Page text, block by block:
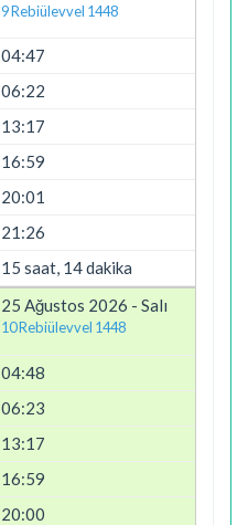
9 Rebiülevvel 1448
04:47
06:22
13:17
16:59
20:01
21:26
15 saat, 14 dakika
25 Ağustos 2026 - Salı
10 Rebiülevvel 1448
04:48
06:23
13:17
16:59
20:00